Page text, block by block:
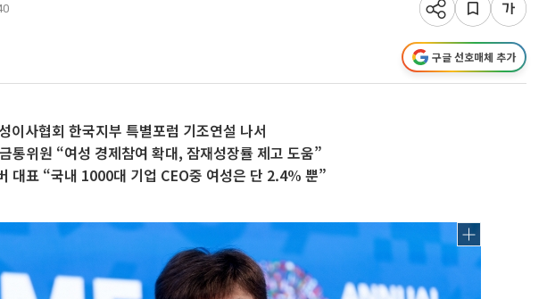
구글 선호매체 추가
이사협회 한국지부 특별포럼 기조연설 나서
통위원 “여성 경제참여 확대, 잠재성장률 제고 도움”
대표 “국내 1000대 기업 CEO중 여성은 단 2.4% 뿐”